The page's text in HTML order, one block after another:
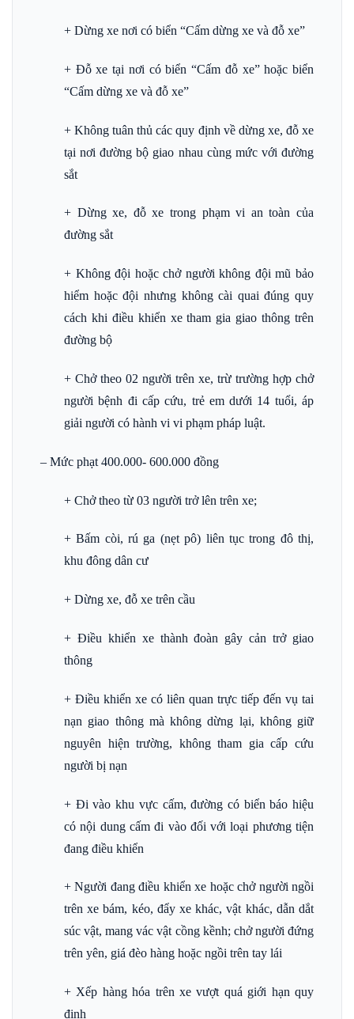
+ Dừng xe nơi có biển “Cấm dừng xe và đỗ xe”
+ Đỗ xe tại nơi có biển “Cấm đỗ xe” hoặc biển
“Cấm dừng xe và đỗ xe”
+ Không tuân thủ các quy định về dừng xe, đỗ xe
tại nơi đường bộ giao nhau cùng mức với đường
sắt
+ Dừng xe, đỗ xe trong phạm vi an toàn của
đường sắt
+ Không đội hoặc chở người không đội mũ bảo
hiểm hoặc đội nhưng không cài quai đúng quy
cách khi điều khiển xe tham gia giao thông trên
đường bộ
+ Chở theo 02 người trên xe, trừ trường hợp chở
người bệnh đi cấp cứu, trẻ em dưới 14 tuổi, áp
giải người có hành vi vi phạm pháp luật.
– Mức phạt 400.000- 600.000 đồng
+ Chở theo từ 03 người trở lên trên xe;
+ Bấm còi, rú ga (nẹt pô) liên tục trong đô thị,
khu đông dân cư
+ Dừng xe, đỗ xe trên cầu
+ Điều khiển xe thành đoàn gây cản trở giao
thông
+ Điều khiển xe có liên quan trực tiếp đến vụ tai
nạn giao thông mà không dừng lại, không giữ
nguyên hiện trường, không tham gia cấp cứu
người bị nạn
+ Đi vào khu vực cấm, đường có biển báo hiệu
có nội dung cấm đi vào đối với loại phương tiện
đang điều khiển
+ Người đang điều khiển xe hoặc chở người ngồi
trên xe bám, kéo, đẩy xe khác, vật khác, dẫn dắt
súc vật, mang vác vật cồng kềnh; chở người đứng
trên yên, giá đèo hàng hoặc ngồi trên tay lái
+ Xếp hàng hóa trên xe vượt quá giới hạn quy
định